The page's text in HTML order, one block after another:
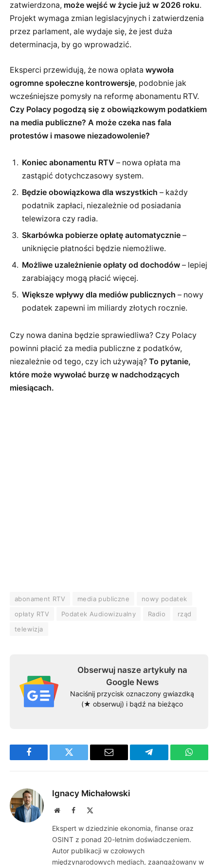
zatwierdzona, może wejść w życie już w 2026 roku.
Projekt wymaga zmian legislacyjnych i zatwierdzenia
przez parlament, ale wydaje się, że jest duża
determinacja, by go wprowadzić.
Eksperci przewidują, że nowa opłata wywoła
ogromne społeczne kontrowersje, podobnie jak
wcześniejsze pomysły na reformę abonamentu RTV.
Czy Polacy pogodzą się z obowiązkowym podatkiem
na media publiczne? A może czeka nas fala
protestów i masowe niezadowolenie?
Koniec abonamentu RTV – nowa opłata ma
zastąpić dotychczasowy system.
Będzie obowiązkowa dla wszystkich – każdy
podatnik zapłaci, niezależnie od posiadania
telewizora czy radia.
Skarbówka pobierze opłatę automatycznie –
uniknięcie płatności będzie niemożliwe.
Możliwe uzależnienie opłaty od dochodów – lepiej
zarabiający mogą płacić więcej.
Większe wpływy dla mediów publicznych – nowy
podatek zapewni im miliardy złotych rocznie.
Czy nowa danina będzie sprawiedliwa? Czy Polacy
powinni płacić za media publiczne z podatków,
niezależnie od tego, czy ich używają? To pytanie,
które może wywołać burzę w nadchodzących
miesiącach.
abonament RTV media publiczne
nowy podatek
opłaty RTV
Podatek Audiowizualny Radio
rząd
telewizja
Obserwuj nasze artykuły na
Google News
Naciśnij przycisk oznaczony gwiazdką
(★ obserwuj) i bądź na bieżąco
Facebook Twitter Email Telegram
Ignacy Michałowski
WebsiteFacebook
Ekspert w dziedzinie ekonomia, finanse oraz
OSINT z ponad 20-letnim doświadczeniem.
Autor publikacji w czołowych
międzynarodowych mediach, zaangażowany w